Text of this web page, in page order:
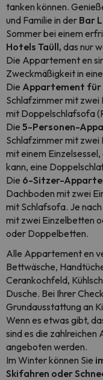
tanken können.
und Familie in der Bar
Sommer bei einem
Hotels Taüll, das nur
Die Appartement en
Zweckmäßigkeit in
Die Appartement für
Schlafzimmer mit zwei
mit Doppelschlafsofa
Die 5-Personen-
Schlafzimmer mit zwei
mit einem
kann, eine
Die 6-Sitzer-
Dachboden mit zwei
mit Schlafsofa. Je
mit zwei Einzelbetten
oder Doppelbetten.
Alle Appartement en
Bettwäsche,
Cerankochfeld,
Dusche. Bei Ihrer
Grundausstattung an
Wenn es etwas gibt,
sind es die
angeboten werden.
Im Winter können Sie
Skifahren oder